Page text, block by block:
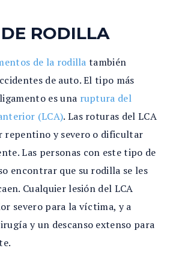
RODILLA
de la rodilla también
de auto. El tipo más
es una ruptura del
(LCA). Las roturas del LCA
repentino y severo o dificultar
Las personas con este tipo de
encontrar que su rodilla se les
Cualquier lesión del LCA
severo para la víctima, y a
y un descanso extenso para